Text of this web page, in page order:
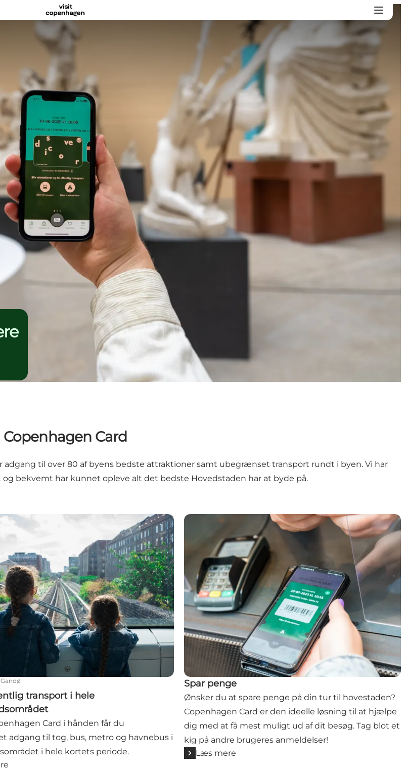
Copenhagen Card
adgang til over 80 af byens bedste attraktioner samt ubegrænset transport rundt i byen. Vi har
bekvemt har kunnet opleve alt det bedste Hovedstaden har at byde på.
transport i hele hovedstadsområdet
transport i hele
Card i hånden får du
adgang til tog, bus, metro og havnebus i
i hele kortets periode.
Spar penge
Spar penge
Ønsker du at spare penge på din tur til hovestaden?
Copenhagen Card er den ideelle løsning til at hjælpe
dig med at få mest muligt ud af dit besøg. Tag blot et
kig på andre brugeres anmeldelser!
Læs mere